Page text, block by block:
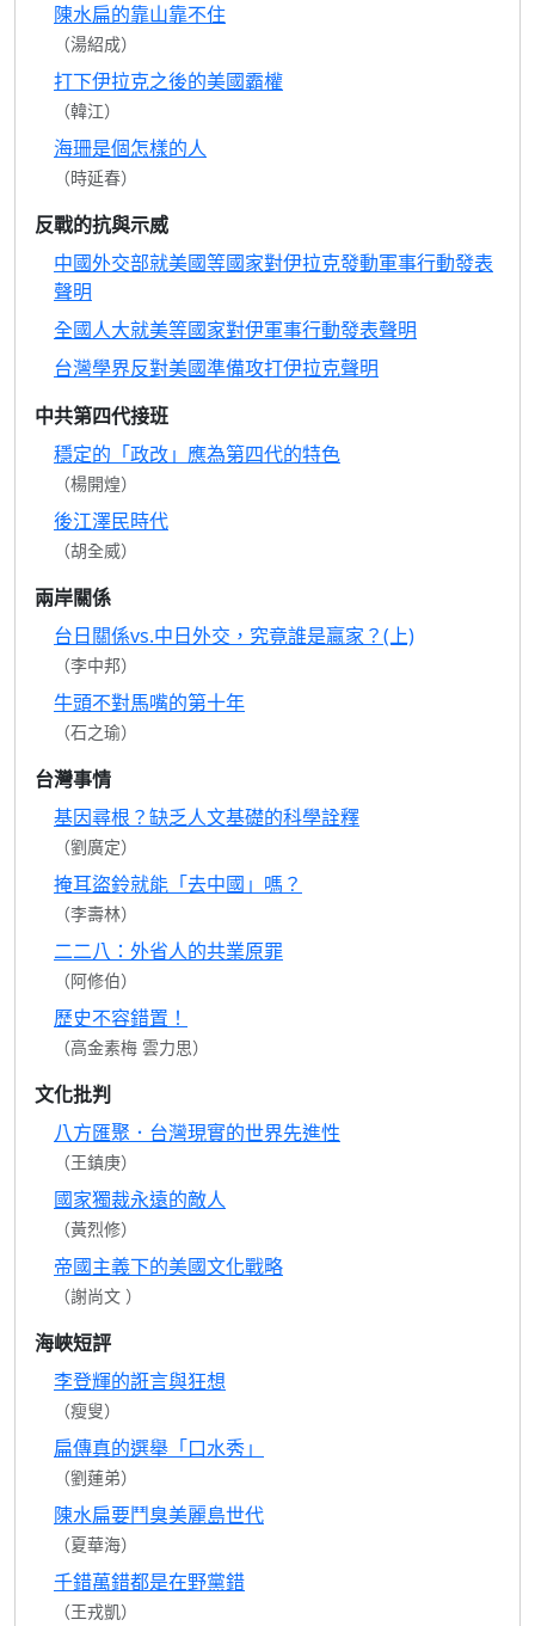
陳水扁的靠山靠不住
（湯紹成）
打下伊拉克之後的美國霸權
（韓江）
海珊是個怎樣的人
（時延春）
反戰的抗與示威
中國外交部就美國等國家對伊拉克發動軍事行動發表
聲明
全國人大就美等國家對伊軍事行動發表聲明
台灣學界反對美國準備攻打伊拉克聲明
中共第四代接班
穩定的「政改」應為第四代的特色
（楊開煌）
後江澤民時代
（胡全威）
兩岸關係
台日關係vs.中日外交，究竟誰是贏家？(上)
（李中邦）
牛頭不對馬嘴的第十年
（石之瑜）
台灣事情
基因尋根？缺乏人文基礎的科學詮釋
（劉廣定）
掩耳盜鈴就能「去中國」嗎？
（李壽林）
二二八：外省人的共業原罪
（阿修伯）
歷史不容錯置！
（高金素梅 雲力思）
文化批判
八方匯聚．台灣現實的世界先進性
（王鎮庚）
國家獨裁永遠的敵人
（黃烈修）
帝國主義下的美國文化戰略
（謝尚文 ）
海峽短評
李登輝的誑言與狂想
（瘦叟）
扁傳真的選舉「口水秀」
（劉蓮弟）
陳水扁要鬥臭美麗島世代
（夏華海）
千錯萬錯都是在野黨錯
（王戎凱）